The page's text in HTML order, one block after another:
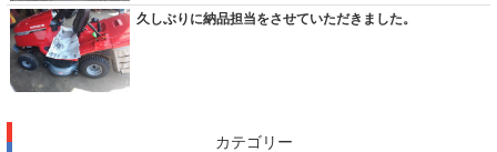
久しぶりに納品担当をさせていただきました。
カテゴリー